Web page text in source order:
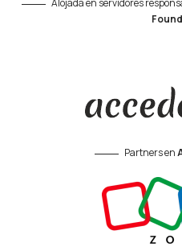
Alojada en servidores
Partners en